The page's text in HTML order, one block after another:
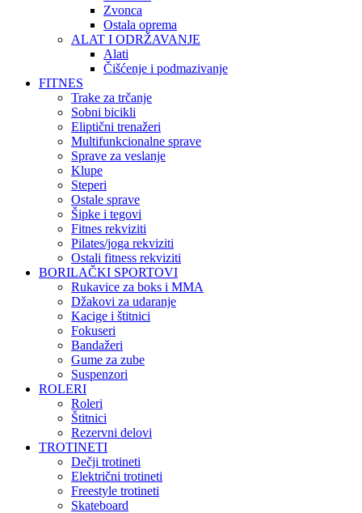
Zvonca
Ostala oprema
ALAT I ODRŽAVANJE
Alati
Čišćenje i podmazivanje
FITNES
Trake za trčanje
Sobni bicikli
Eliptični trenažeri
Multifunkcionalne sprave
Sprave za veslanje
Klupe
Steperi
Ostale sprave
Šipke i tegovi
Fitnes rekviziti
Pilates/joga rekviziti
Ostali fitness rekviziti
BORILAČKI SPORTOVI
Rukavice za boks i MMA
Džakovi za udaranje
Kacige i štitnici
Fokuseri
Bandažeri
Gume za zube
Suspenzori
ROLERI
Roleri
Štitnici
Rezervni delovi
TROTINETI
Dečji trotineti
Električni trotineti
Freestyle trotineti
Skateboard